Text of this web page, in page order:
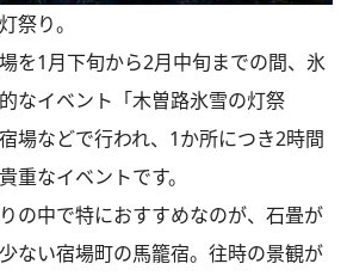
祭り。
を1月下旬から2月中旬までの間、氷
なイベント「木曽路氷雪の灯祭
場などで行われ、1か所につき2時間
重なイベントです。
の中で特におすすめなのが、石畳が
ない宿場町の馬籠宿。往時の景観が